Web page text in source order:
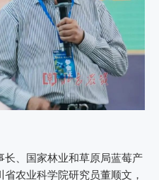
、国家林业和草原局蓝莓产
农业科学院研究员董顺文，